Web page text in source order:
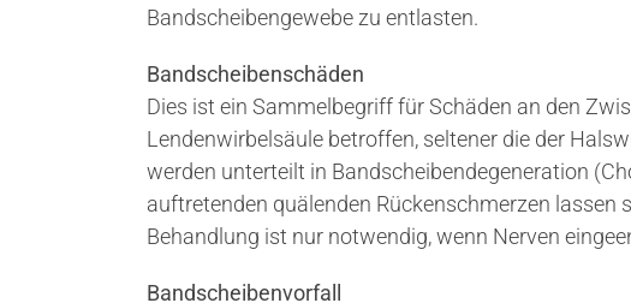
Bandscheibengewebe zu entlasten.
Bandscheibenschäden
Dies ist ein Sammelbegriff für Schäden an den
Lendenwirbelsäule betroffen, seltener die der
werden unterteilt in Bandscheibendegeneration
auftretenden quälenden Rückenschmerzen
Behandlung ist nur notwendig, wenn Nerven
Bandscheibenvorfall